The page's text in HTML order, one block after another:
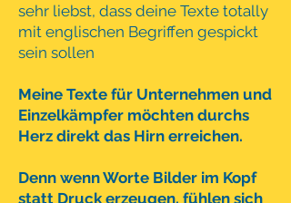
sehr liebst, dass deine Texte totally
mit englischen Begriffen gespickt
sein sollen
Meine Texte für Unternehmen und
Einzelkämpfer möchten durchs
Herz direkt das Hirn erreichen.
Denn wenn Worte Bilder im Kopf
statt Druck erzeugen, fühlen sich